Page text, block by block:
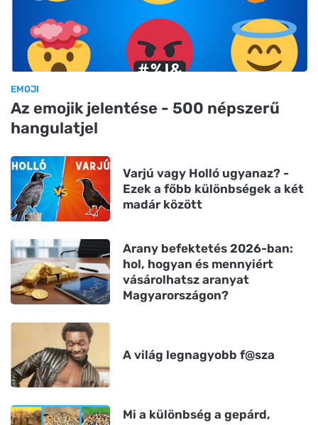
EMOJI
Az emojik jelentése - 500 népszerű
hangulatjel
Varjú vagy Holló ugyanaz? -
Ezek a főbb különbségek a két
madár között
Arany befektetés 2026-ban:
hol, hogyan és mennyiért
vásárolhatsz aranyat
Magyarországon?
A világ legnagyobb f@sza
Mi a különbség a gepárd,